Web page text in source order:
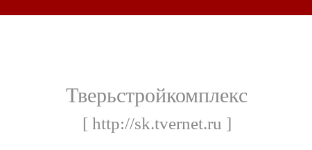
Тверьстройкомплекс
[ http://sk.tvernet.ru ]